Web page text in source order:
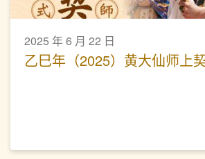
2025 年 6 月 22 日
乙巳年（2025）黄大仙师上